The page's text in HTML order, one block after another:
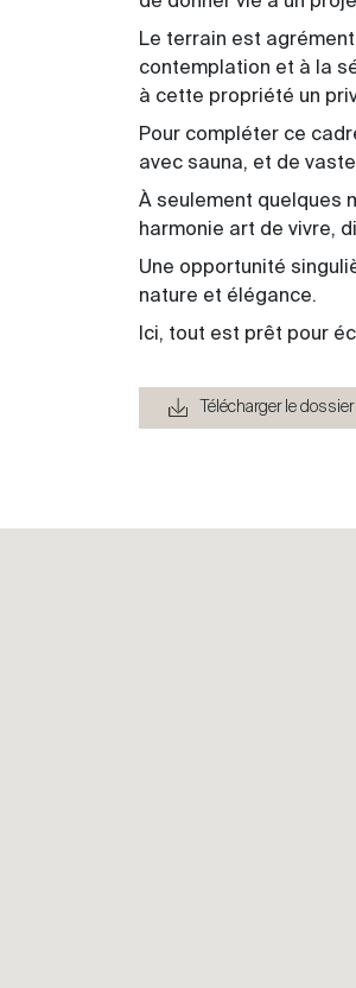
Le terrain est
contemplation et à la
à cette propriété un
Pour compléter ce
avec sauna, et de
À seulement quelques
harmonie art de vivre,
Une opportunité
nature et élégance.
Ici, tout est prêt pour
Télécharger le dossier